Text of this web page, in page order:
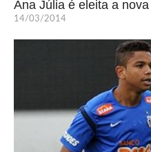
Ana Júlia é eleita a
14/03/2014